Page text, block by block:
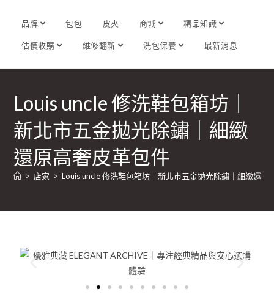
品牌 包包 皮夾 商城 精品知識
估價收購 維修翻新 洗包保養 最新消息
Louis uncle 修洗鞋包箱坊｜
新北市五金拋光除鏽｜細緻
還原高奢皮革包件
> 店家 > Louis uncle 修洗鞋包箱坊｜新北市五金拋光除鏽｜細緻還原